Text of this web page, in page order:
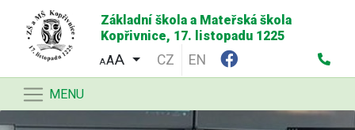
Základní škola a Mateřská škola
Kopřivnice, 17. listopadu 1225
AA CZ EN
MENU